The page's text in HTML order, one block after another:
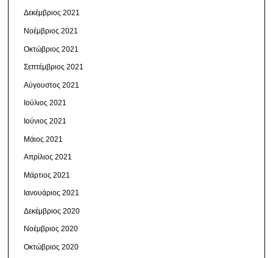
Δεκέμβριος 2021
Νοέμβριος 2021
Οκτώβριος 2021
Σεπτέμβριος 2021
Αύγουστος 2021
Ιούλιος 2021
Ιούνιος 2021
Μάιος 2021
Απρίλιος 2021
Μάρτιος 2021
Ιανουάριος 2021
Δεκέμβριος 2020
Νοέμβριος 2020
Οκτώβριος 2020